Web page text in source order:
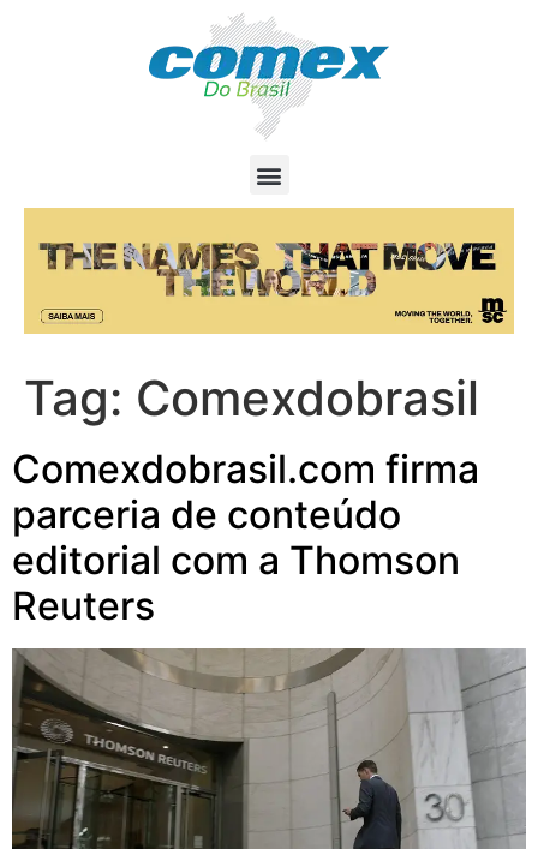
Tag: Comexdobrasil
Comexdobrasil.com firma
parceria de conteúdo
editorial com a Thomson
Reuters